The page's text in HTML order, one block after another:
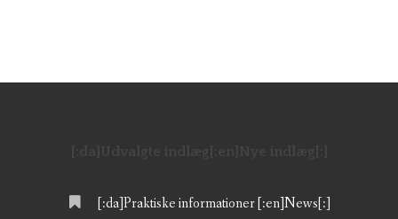
[:da]Praktiske informationer [:en]News[:]